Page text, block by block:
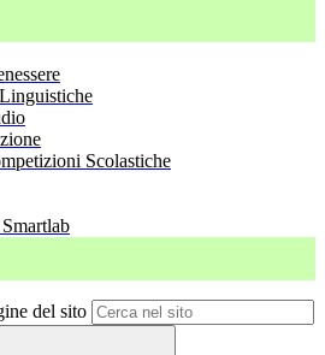
Scolastiche
del sito